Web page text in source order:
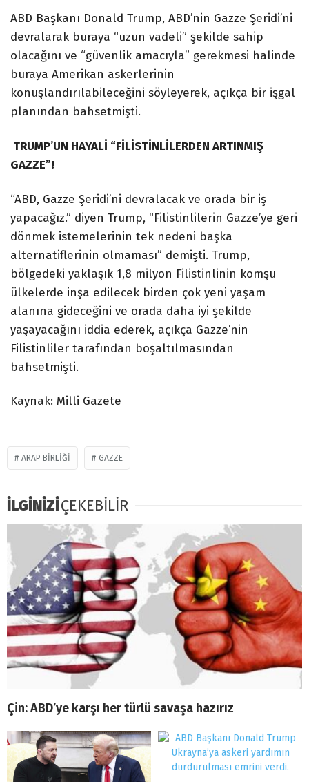
ABD Başkanı Donald Trump, ABD’nin Gazze Şeridi’ni
devralarak buraya “uzun vadeli” şekilde sahip
olacağını ve “güvenlik amacıyla” gerekmesi halinde
buraya Amerikan askerlerinin
konuşlandırılabileceğini söyleyerek, açıkça bir işgal
planından bahsetmişti.
TRUMP’UN HAYALİ “FİLİSTİNLİLERDEN ARTINMIŞ
GAZZE”!
“ABD, Gazze Şeridi’ni devralacak ve orada bir iş
yapacağız.” diyen Trump, “Filistinlilerin Gazze’ye geri
dönmek istemelerinin tek nedeni başka
alternatiflerinin olmaması” demişti. Trump,
bölgedeki yaklaşık 1,8 milyon Filistinlinin komşu
ülkelerde inşa edilecek birden çok yeni yaşam
alanına gideceğini ve orada daha iyi şekilde
yaşayacağını iddia ederek, açıkça Gazze’nin
Filistinliler tarafından boşaltılmasından
bahsetmişti.
Kaynak: Milli Gazete
ARAP BIRLIĞI GAZZE
İLGİNİZİÇEKEBİLİR
Çin: ABD’ye karşı her türlü savaşa hazırız